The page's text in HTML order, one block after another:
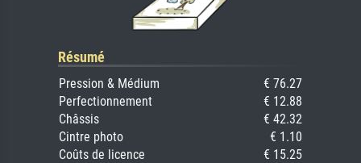
Résumé
Pression & Médium
€ 76.27
Perfectionnement
€ 12.88
Châssis
€ 42.32
Cintre photo
€ 1.10
Coûts de licence
€ 15.25